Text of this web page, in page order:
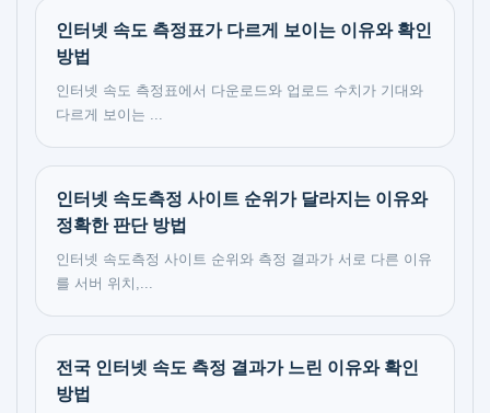
인터넷 속도 측정표가 다르게 보이는 이유와 확인
방법
인터넷 속도 측정표에서 다운로드와 업로드 수치가 기대와
다르게 보이는 ...
인터넷 속도측정 사이트 순위가 달라지는 이유와
정확한 판단 방법
인터넷 속도측정 사이트 순위와 측정 결과가 서로 다른 이유
를 서버 위치,...
전국 인터넷 속도 측정 결과가 느린 이유와 확인
방법